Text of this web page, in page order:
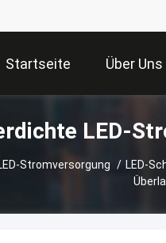
Startseite Über Uns
Stromversorgung / LED-